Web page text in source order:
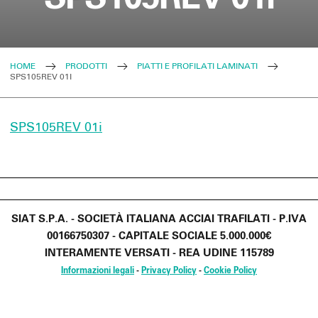
HOME PRODOTTI
PIATTI E PROFILATI LAMINATI
SPS105REV 01I
SPS105REV 01i
SIAT S.P.A. - SOCIETÀ ITALIANA ACCIAI TRAFILATI - P.IVA
00166750307 - CAPITALE SOCIALE 5.000.000€
INTERAMENTE VERSATI - REA UDINE 115789
Informazioni legali - Privacy Policy - Cookie Policy